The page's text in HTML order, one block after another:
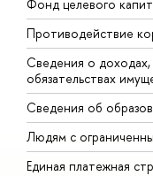
Фонд целевого
Противодействие
Сведения о
обязательствах
Сведения об
Людям с
Единая платежная